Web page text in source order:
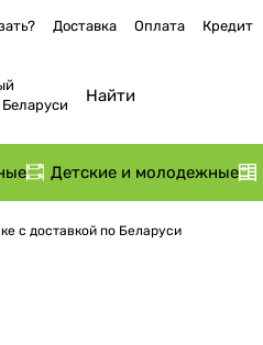
Доставка Оплата Кредит
Детские и молодежные
с доставкой по Беларуси